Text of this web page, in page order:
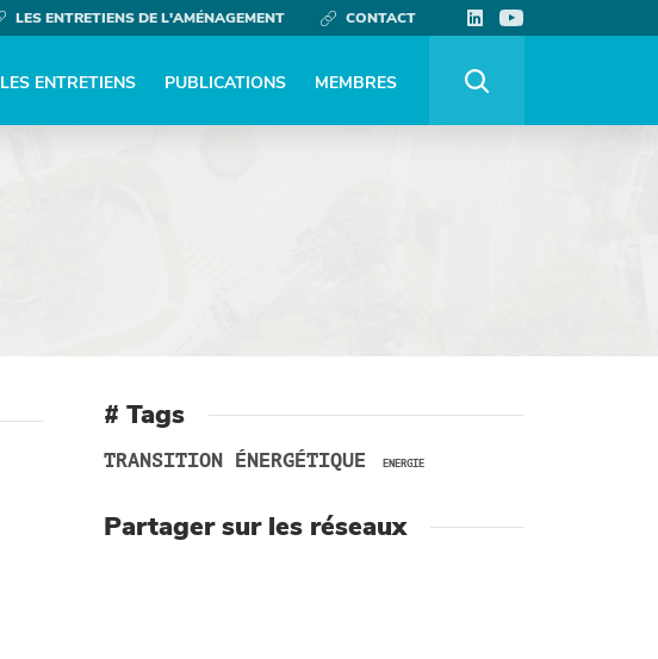
LES ENTRETIENS DE L'AMÉNAGEMENT CONTACT
LES ENTRETIENS PUBLICATIONS MEMBRES
# Tags
TRANSITION ÉNERGÉTIQUE ENERGIE
Partager sur les réseaux